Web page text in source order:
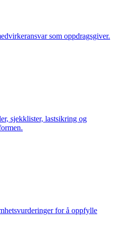
som oppdragsgiver.
sjekklister, lastsikring og
for å oppfylle